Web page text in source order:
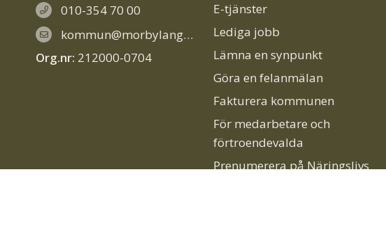
010-354 70 00
kommun@morbylanga.se
Org.nr: 212000-0704
E-tjänster
Lediga jobb
Lämna en synpunkt
Göra en felanmälan
Fakturera kommunen
För medarbetare och
förtroendevalda
Prenumerera på Näringslivs